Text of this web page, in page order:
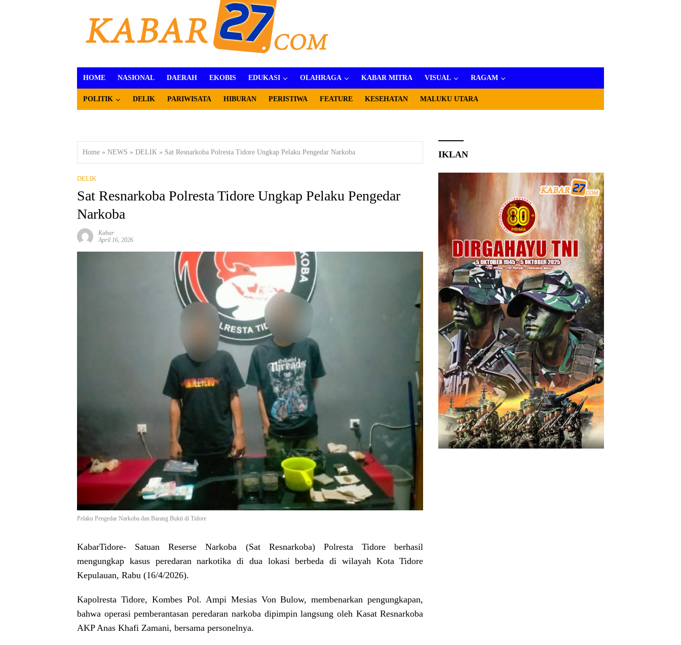
HOME NASIONAL DAERAH EKOBIS EDUKASI OLAHRAGA KABAR MITRA VISUAL RAGAM
POLITIK DELIK PARIWISATA HIBURAN PERISTIWA FEATURE KESEHATAN MALUKU UTARA
Home » NEWS » DELIK » Sat Resnarkoba Polresta Tidore Ungkap Pelaku Pengedar Narkoba
DELIK
Sat Resnarkoba Polresta Tidore Ungkap Pelaku Pengedar
Narkoba
Kabar
April 16, 2026
Pelaku Pengedar Narkoba dan Barang Bukti di Tidore
KabarTidore- Satuan Reserse Narkoba (Sat Resnarkoba) Polresta Tidore berhasil
mengungkap kasus peredaran narkotika di dua lokasi berbeda di wilayah Kota Tidore
Kepulauan, Rabu (16/4/2026).
Kapolresta Tidore, Kombes Pol. Ampi Mesias Von Bulow, membenarkan pengungkapan,
bahwa operasi pemberantasan peredaran narkoba dipimpin langsung oleh Kasat Resnarkoba
AKP Anas Khafi Zamani, bersama personelnya.
IKLAN